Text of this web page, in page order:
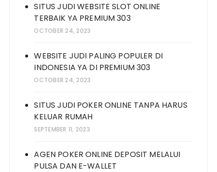
SITUS JUDI WEBSITE SLOT ONLINE
TERBAIK YA PREMIUM 303
OCTOBER 24, 2023
WEBSITE JUDI PALING POPULER DI
INDONESIA YA DI PREMIUM 303
OCTOBER 24, 2023
SITUS JUDI POKER ONLINE TANPA HARUS
KELUAR RUMAH
SEPTEMBER 11, 2023
AGEN POKER ONLINE DEPOSIT MELALUI
PULSA DAN E-WALLET